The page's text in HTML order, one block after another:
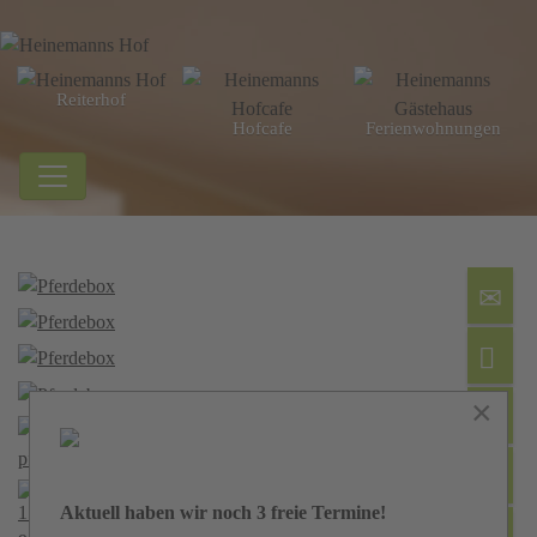
Ferien­wohnungen
Hofcafe
Reiterhof
×
Aktuell haben wir noch 3 freie Termine!